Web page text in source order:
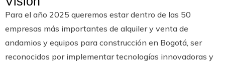
Para el año 2025 queremos estar dentro de las 50
empresas más importantes de alquiler y venta de
andamios y equipos para construcción en Bogotá, ser
reconocidos por implementar tecnologías innovadoras y